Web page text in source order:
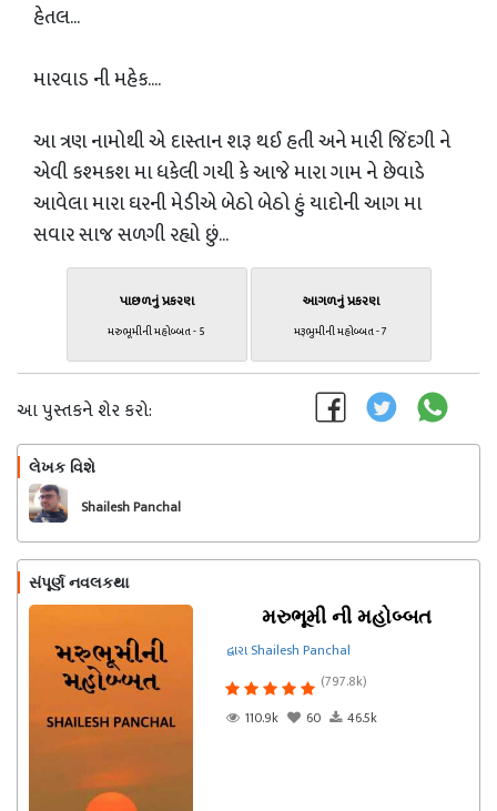
હેતલ...
મારવાડ ની મહેક....
આ ત્રણ નામોથી એ દાસ્તાન શરૂ થઈ હતી અને મારી જિંદગી ને
એવી કશ્મકશ મા ધકેલી ગયી કે આજે મારા ગામ ને છેવાડે
આવેલા મારા ઘરની મેડીએ બેઠો બેઠો હું યાદોની આગ મા
સવાર સાજ સળગી રહ્યો છું...
પાછળનું પ્રકરણ
મરુભૂમીની મહોબ્બત - 5
આગળનું પ્રકરણ
મરૂભુમીની મહોબ્બત - 7
આ પુસ્તકને શેર કરો:
લેખક વિશે
Shailesh Panchal
સંપૂર્ણ નવલકથા
મરુભૂમી ની મહોબ્બત
દ્વારા Shailesh Panchal
(797.8k)
110.9k
60 46.5k